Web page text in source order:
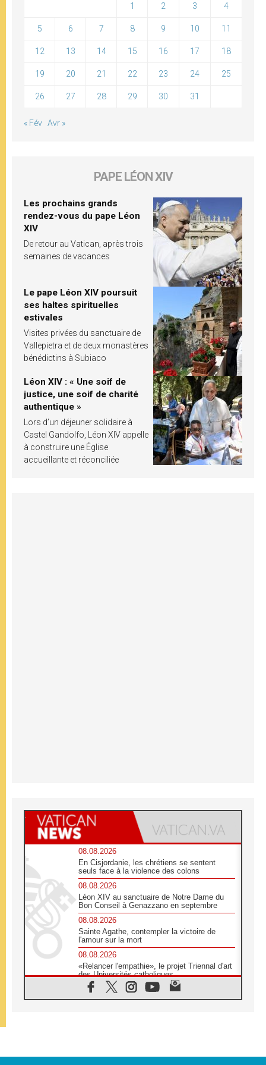
1 2 3 4
5 6 7 8 9 10 11
12 13 14 15 16 17 18
19 20 21 22 23 24 25
26 27 28 29 30 31
« Fév Avr »
PAPE LÉON XIV
Les prochains grands
rendez-vous du pape Léon
XIV
De retour au Vatican, après trois
semaines de vacances
Le pape Léon XIV poursuit
ses haltes spirituelles
estivales
Visites privées du sanctuaire de
Vallepietra et de deux monastères
bénédictins à Subiaco
Léon XIV : « Une soif de
justice, une soif de charité
authentique »
Lors d’un déjeuner solidaire à
Castel Gandolfo, Léon XIV appelle
à construire une Église
accueillante et réconciliée
08.08.2026
En Cisjordanie, les chrétiens se sentent
seuls face à la violence des colons
08.08.2026
Léon XIV au sanctuaire de Notre Dame du
Bon Conseil à Genazzano en septembre
08.08.2026
Sainte Agathe, contempler la victoire de
l'amour sur la mort
08.08.2026
«Relancer l'empathie», le projet Triennal d'art
des Universités catholiques
08.08.2026
Signis 2026, donner la parole aux religieuses
07.08.2026